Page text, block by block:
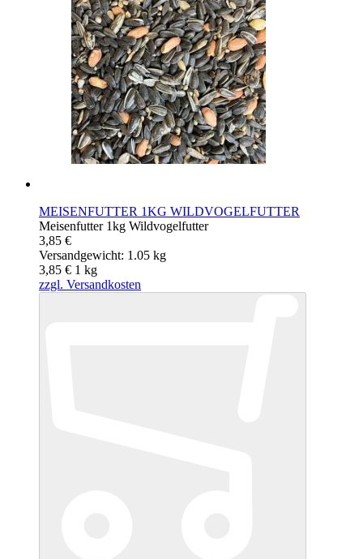
MEISENFUTTER 1KG WILDVOGELFUTTER
Meisenfutter 1kg Wildvogelfutter
3,85 €
Versandgewicht: 1.05 kg
3,85 € 1 kg
zzgl. Versandkosten